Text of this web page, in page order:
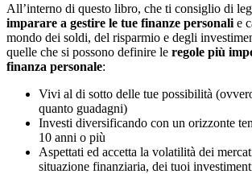
All’interno di questo libro, che ti consiglio di
imparare a gestire le tue finanze personali e
mondo dei soldi, del risparmio e degli
quelle che si possono definire le regole più
finanza personale:
Vivi al di sotto delle tue possibilità
quanto guadagni)
Investi diversificando con un orizzonte
10 anni o più
Aspettati ed accetta la volatilità dei
situazione finanziaria, dei tuoi